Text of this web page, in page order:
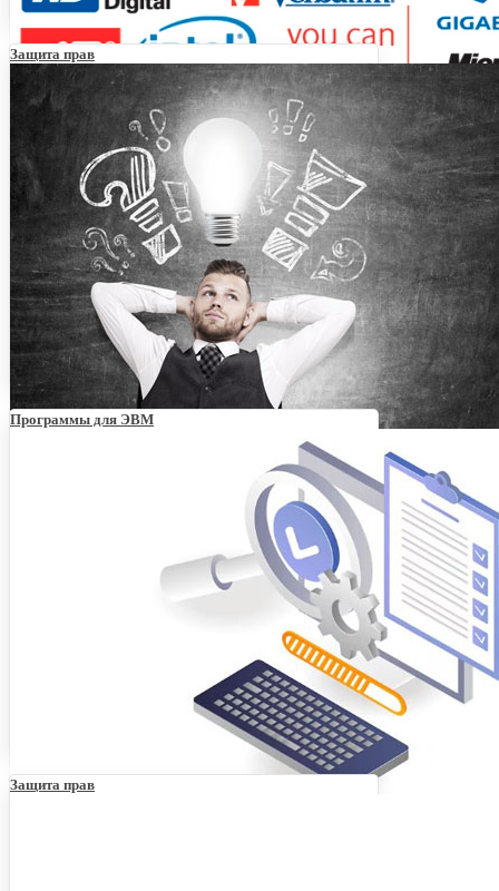
Виды товарных знаков: реальные примеры
Защита прав
Договор франчайзинга: основная информация
Программы для ЭВМ
Защита прав